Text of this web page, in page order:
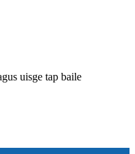
uisge tap baile